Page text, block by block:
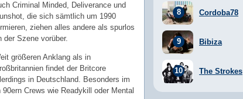
Criminal Minded, Deliverance und
die sich sämtlich um 1990
ziehen alles andere als spurlos
der Szene vorüber.
größeren Anklang als in
findet der Britcore
in Deutschland. Besonders im
Crews wie Readykill oder Mental
Cordoba78
Bibiza
The Strokes